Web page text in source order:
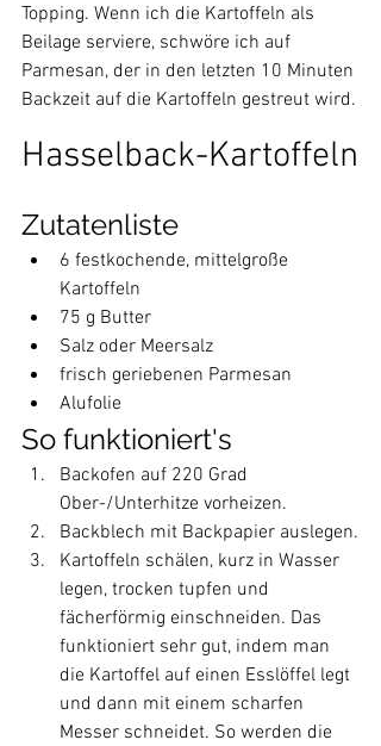
Topping. Wenn ich die Kartoffeln als
Beilage serviere, schwöre ich auf
Parmesan, der in den letzten 10 Minuten
Backzeit auf die Kartoffeln gestreut wird.
Hasselback-Kartoffeln
Zutatenliste
6 festkochende, mittelgroße
Kartoffeln
75 g Butter
Salz oder Meersalz
frisch geriebenen Parmesan
Alufolie
So funktioniert's
Backofen auf 220 Grad
Ober-/Unterhitze vorheizen.
Backblech mit Backpapier auslegen.
Kartoffeln schälen, kurz in Wasser
legen, trocken tupfen und
fächerförmig einschneiden. Das
funktioniert sehr gut, indem man
die Kartoffel auf einen Esslöffel legt
und dann mit einem scharfen
Messer schneidet. So werden die